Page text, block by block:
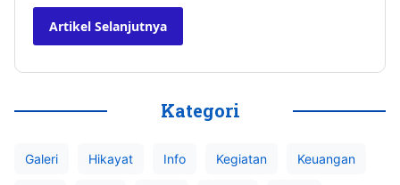
Artikel Selanjutnya
Kategori
Galeri Hikayat Info Kegiatan Keuangan